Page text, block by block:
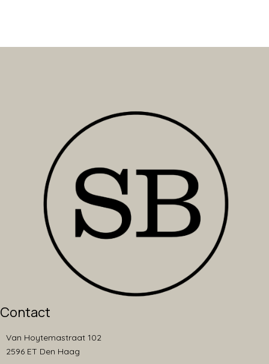
Contact
Van Hoytemastraat 102
2596 ET Den Haag